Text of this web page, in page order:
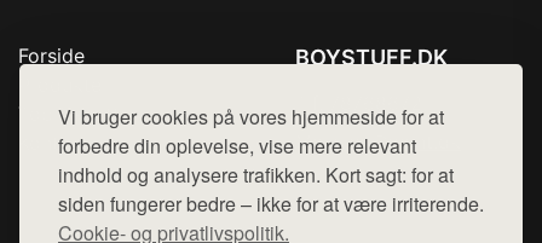
Vi bruger cookies på vores hjemmeside for at
forbedre din oplevelse, vise mere relevant
indhold og analysere trafikken. Kort sagt: for at
siden fungerer bedre – ikke for at være irriterende.
Cookie- og privatlivspolitik.
Forside
Top Rabatter
Kontakt
BOYSTUFF.DK
Mail: hej@want.dk
Cookie- og privatlivspolitik